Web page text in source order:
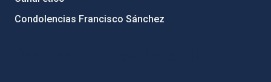
Condolencias Francisco Sánchez